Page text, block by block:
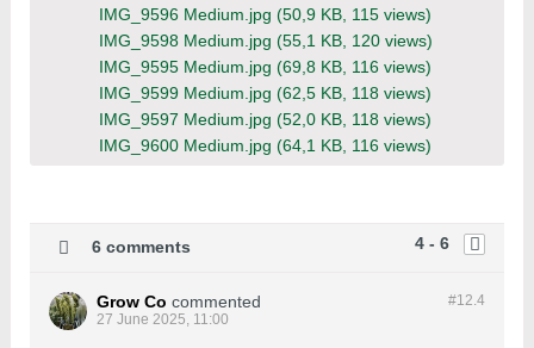
IMG_9596 Medium.jpg (50,9 KB, 115 views)
IMG_9598 Medium.jpg (55,1 KB, 120 views)
IMG_9595 Medium.jpg (69,8 KB, 116 views)
IMG_9599 Medium.jpg (62,5 KB, 118 views)
IMG_9597 Medium.jpg (52,0 KB, 118 views)
IMG_9600 Medium.jpg (64,1 KB, 116 views)
4 - 6
6 comments
#12.4
Grow Co commented
27 June 2025, 11:00